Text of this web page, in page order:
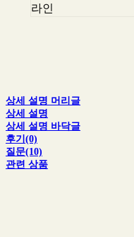
라인
상세 설명 머리글
상세 설명
상세 설명 바닥글
후기(0)
질문(10)
관련 상품